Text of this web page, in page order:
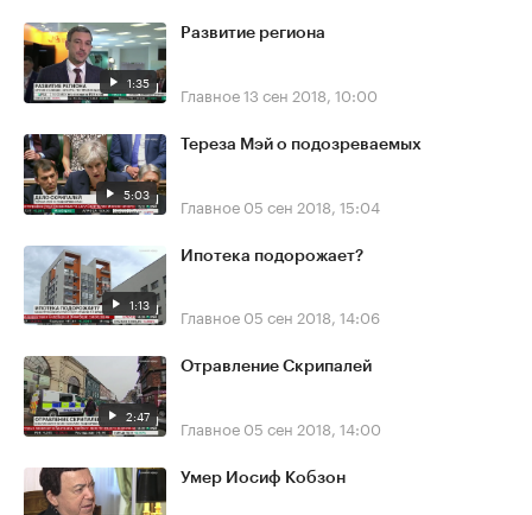
1:35
Развитие региона
Главное13 сен 2018, 10:00
5:03
Тереза Мэй о подозреваемых
Главное 05 сен 2018, 15:04
1:13
Ипотека подорожает?
Главное 05 сен 2018, 14:06
2:47
Отравление Скрипалей
Главное 05 сен 2018, 14:00
Умер Иосиф Кобзон